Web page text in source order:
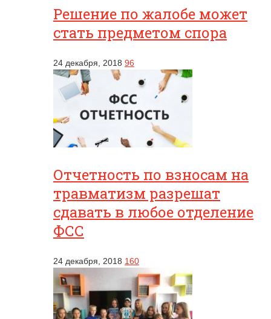
Решение по жалобе может
стать предметом спора
24 декабря, 2018 96
Отчетность по взносам на
травматизм разрешат
сдавать в любое отделение
ФСС
24 декабря, 2018 160